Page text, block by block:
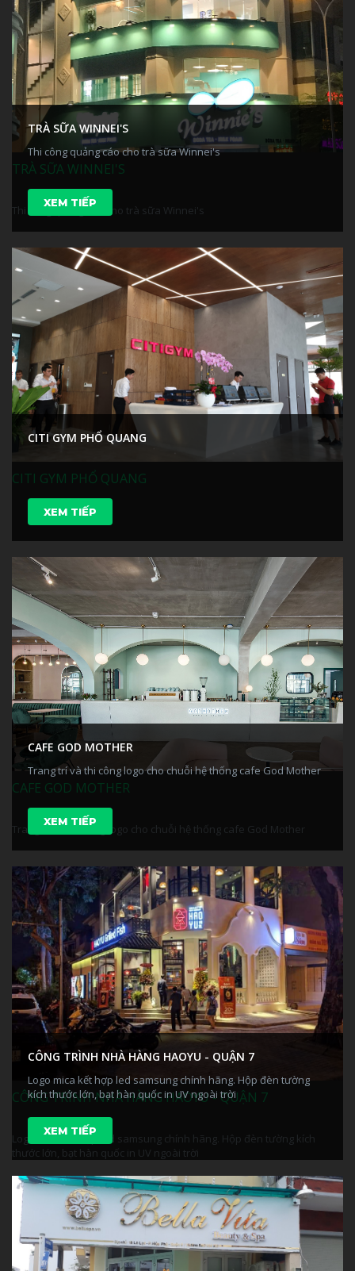
TRÀ SỮA WINNEI'S
Thi công quảng cáo cho trà sữa Winnei's
XEM TIẾP
TRÀ SỮA WINNEI'S
Thi công quảng cáo cho trà sữa Winnei's
CITI GYM PHỔ QUANG
XEM TIẾP
CITI GYM PHỔ QUANG
CAFE GOD MOTHER
Trang trí và thi công logo cho chuỗi hệ thống cafe God Mother
XEM TIẾP
CAFE GOD MOTHER
Trang trí và thi công logo cho chuỗi hệ thống cafe God Mother
CÔNG TRÌNH NHÀ HÀNG HAOYU - QUẬN 7
Logo mica kết hợp led samsung chính hãng. Hộp đèn tường
kích thước lớn, bạt hàn quốc in UV ngoài trời
XEM TIẾP
CÔNG TRÌNH NHÀ HÀNG HAOYU - QUẬN 7
Logo mica kết hợp led samsung chính hãng. Hộp đèn tường kích
thước lớn, bạt hàn quốc in UV ngoài trời